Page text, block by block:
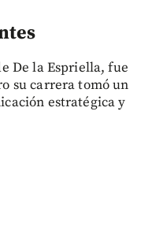
De la Espriella, fue
su carrera tomó un
estratégica y